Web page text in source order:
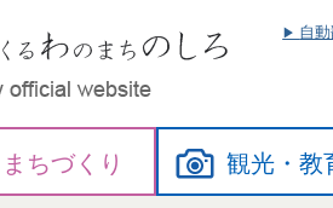
自
まちづくり 観光・教